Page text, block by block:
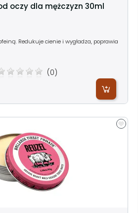
oczy dla mężczyzn 30ml
Redukuje cienie i wygładza, poprawia
(0)